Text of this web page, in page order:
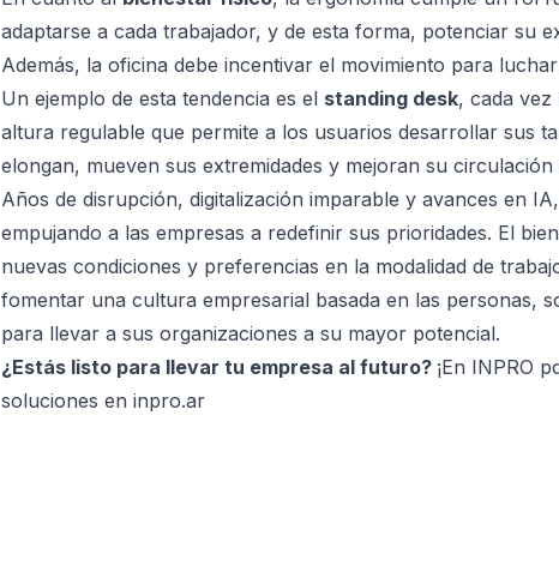
adaptarse a cada trabajador, y de esta forma, potenciar su
Además, la oficina debe incentivar el movimiento para
Un ejemplo de esta tendencia es el standing desk, cada vez
altura regulable que permite a los usuarios desarrollar sus
elongan, mueven sus extremidades y mejoran su circulación
Años de disrupción, digitalización imparable y avances en
empujando a las empresas a redefinir sus prioridades. El
nuevas condiciones y preferencias en la modalidad de
fomentar una cultura empresarial basada en las personas,
para llevar a sus organizaciones a su mayor potencial.
¿Estás listo para llevar tu empresa al futuro? ¡En INPRO
soluciones en inpro.ar